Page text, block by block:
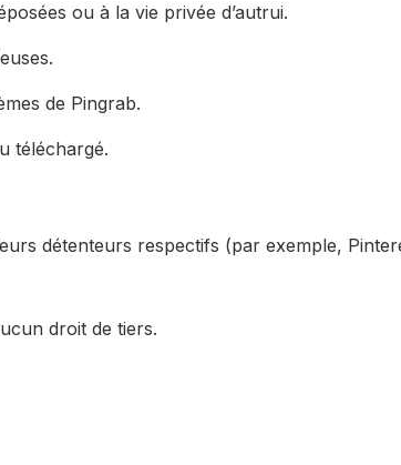
ou à la vie privée d’autrui.
de Pingrab.
téléchargé.
détenteurs respectifs (par exemple,
droit de tiers.